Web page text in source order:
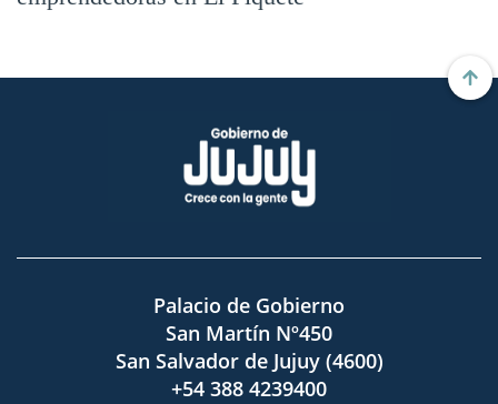
Palacio de Gobierno
San Martín Nº450
San Salvador de Jujuy (4600)
+54 388 4239400